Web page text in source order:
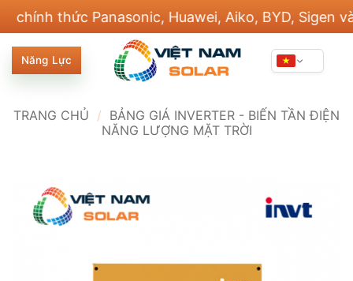
nội
dung
thức Panasonic, Huawei, Aiko, BYD, Sigen và 20
Năng Lực
TRANG CHỦ / BẢNG GIÁ INVERTER - BIẾN TẦN ĐIỆN
NĂNG LƯỢNG MẶT TRỜI